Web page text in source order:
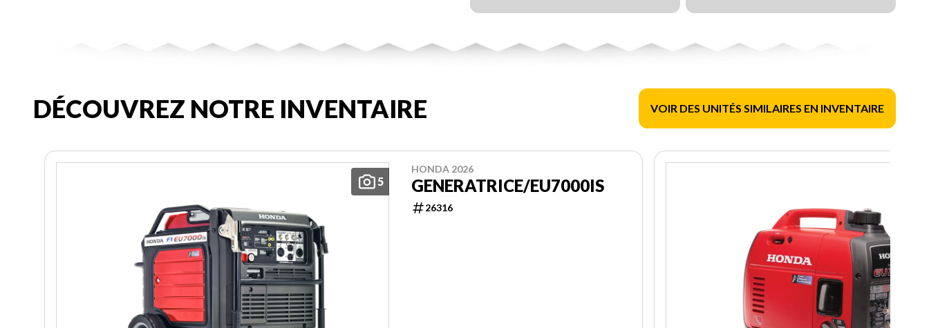
DÉCOUVREZ NOTRE INVENTAIRE VOIR DES UNITÉS SIMILAIRES EN INVENTAIRE
5
HONDA 2026
GENERATRICE/EU7000IS
26316